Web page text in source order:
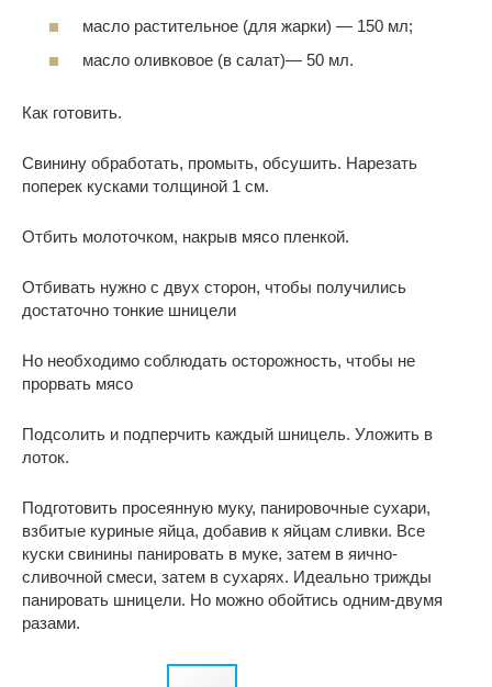
масло растительное (для жарки) — 150 мл;
масло оливковое (в салат)— 50 мл.
Как готовить.
Свинину обработать, промыть, обсушить. Нарезать
поперек кусками толщиной 1 см.
Отбить молоточком, накрыв мясо пленкой.
Отбивать нужно с двух сторон, чтобы получились
достаточно тонкие шницели
Но необходимо соблюдать осторожность, чтобы не
прорвать мясо
Подсолить и подперчить каждый шницель. Уложить в
лоток.
Подготовить просеянную муку, панировочные сухари,
взбитые куриные яйца, добавив к яйцам сливки. Все
куски свинины панировать в муке, затем в яично-
сливочной смеси, затем в сухарях. Идеально трижды
панировать шницели. Но можно обойтись одним-двумя
разами.